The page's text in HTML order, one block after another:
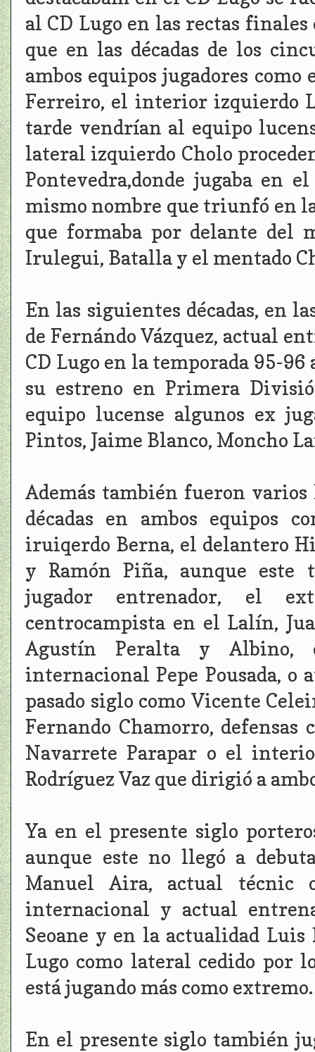
al CD Lugo en las rectas
que en las décadas de los
ambos equipos jugadores
Ferreiro, el interior izquierdo
tarde vendrían al equipo
lateral izquierdo Cholo
Pontevedra,donde jugaba en
mismo nombre que triunfó en la
que formaba por delante del
Irulegui, Batalla y el mentado
En las siguientes décadas, en
de Fernándo Vázquez, actual
CD Lugo en la temporada 95-
su estreno en Primera
equipo lucense algunos ex
Pintos, Jaime Blanco, Moncho
Además también fueron
décadas en ambos equipos
iruiqerdo Berna, el delantero
y Ramón Piña, aunque este
jugador entrenador, el
centrocampista en el Lalín,
Agustín Peralta y Albino,
internacional Pepe Pousada, o
pasado siglo como Vicente
Fernando Chamorro, defensas
Navarrete Parapar o el
Rodríguez Vaz que dirigió a
Ya en el presente siglo
aunque este no llegó a
Manuel Aira, actual técnic
internacional y actual
Seoane y en la actualidad
Lugo como lateral cedido por
está jugando más como extremo.
En el presente siglo también